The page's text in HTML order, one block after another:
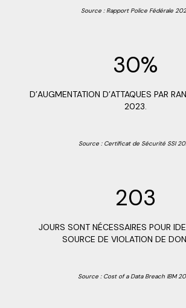
Source : Rapport Police Fédérale
30%
D’AUGMENTATION D’ATTAQUES PAR
2023.
Source : Certificat de Sécurité SSI
203
JOURS SONT NÉCESSAIRES POUR
SOURCE DE VIOLATION DE
Source : Cost of a Data Breach IBM